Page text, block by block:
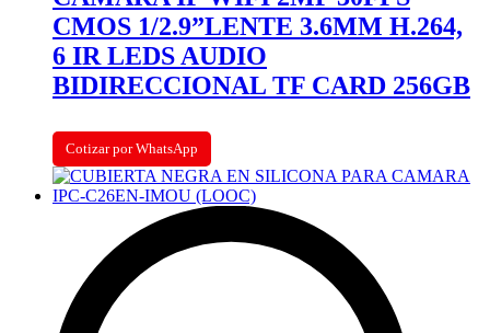
CMOS 1/2.9”LENTE 3.6MM H.264,
6 IR LEDS AUDIO
BIDIRECCIONAL TF CARD 256GB
Cotizar por WhatsApp